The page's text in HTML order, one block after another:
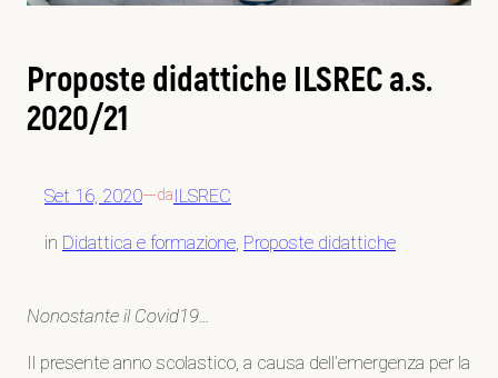
Proposte didattiche ILSREC a.s.
2020/21
Set 16, 2020—daILSREC
in Didattica e formazione, Proposte didattiche
Nonostante il Covid19…
Il presente anno scolastico, a causa dell’emergenza per la